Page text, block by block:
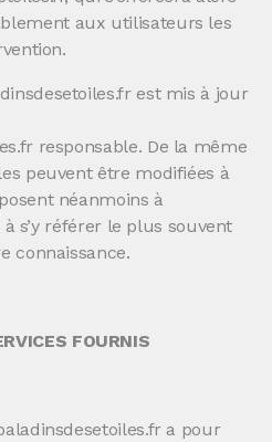
aux utilisateurs les
est mis à jour
responsable. De la même
peuvent être modifiées à
néanmoins à
s’y référer le plus souvent
connaissance.
FOURNIS
a pour